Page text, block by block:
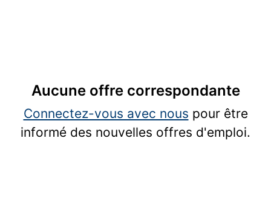
Aucune offre correspondante
Connectez-vous avec nous pour être
informé des nouvelles offres d'emploi.